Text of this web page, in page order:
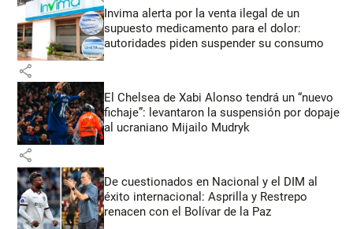
Invima alerta por la venta ilegal de un
supuesto medicamento para el dolor:
autoridades piden suspender su consumo
share
El Chelsea de Xabi Alonso tendrá un “nuevo
fichaje”: levantaron la suspensión por dopaje
al ucraniano Mijailo Mudryk
share
De cuestionados en Nacional y el DIM al
éxito internacional: Asprilla y Restrepo
renacen con el Bolívar de la Paz